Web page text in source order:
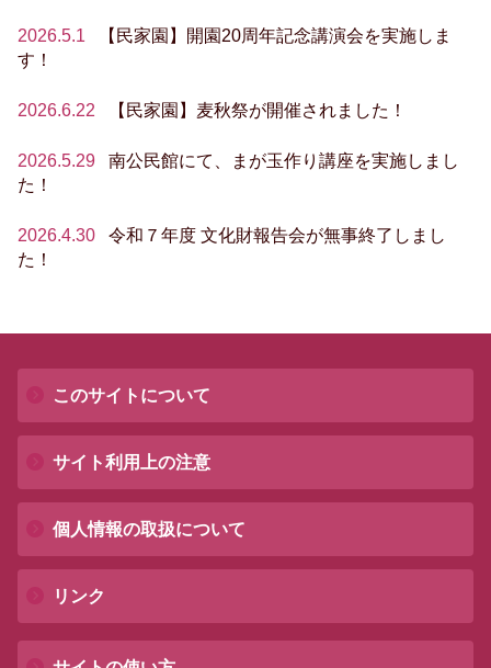
2026.5.1
【民家園】開園20周年記念講演会を実施しま
す！
2026.6.22 【民家園】麦秋祭が開催されました！
2026.5.29
南公民館にて、まが玉作り講座を実施しまし
た！
2026.4.30
令和７年度 文化財報告会が無事終了しまし
た！
このサイトについて
サイト利用上の注意
個人情報の取扱について
リンク